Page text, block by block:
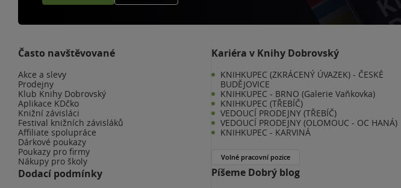
Často navštěvované
Akce a slevy
Prodejny
Klub Knihy Dobrovský
Aplikace KDčko
Knižní závisláci
Festival knižních závisláků
Affiliate spolupráce
Dárkové poukazy
Poukazy pro firmy
Nákupy pro školy
Dodací podmínky
Kariéra v Knihy Dobrovský
KNIHKUPEC (ZKRÁCENÝ ÚVAZEK) - ČESKÉ
BUDĚJOVICE
KNIHKUPEC - BRNO (Galerie Vaňkovka)
KNIHKUPEC (TŘEBÍČ)
VEDOUCÍ PRODEJNY (TŘEBÍČ)
VEDOUCÍ PRODEJNY (OLOMOUC - OC HANÁ)
KNIHKUPEC - KARVINÁ
Volné pracovní pozice
Píšeme Dobrý blog